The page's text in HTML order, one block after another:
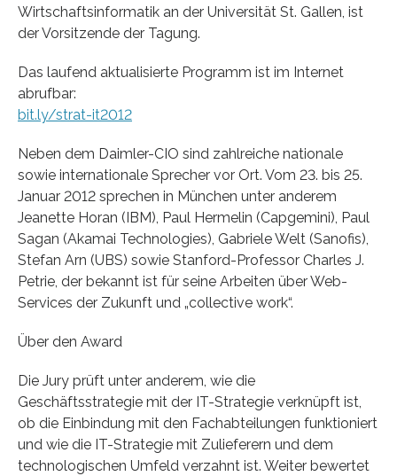
Wirtschaftsinformatik an der Universität St. Gallen, ist
der Vorsitzende der Tagung.
Das laufend aktualisierte Programm ist im Internet
abrufbar:
bit.ly/strat-it2012
Neben dem Daimler-CIO sind zahlreiche nationale
sowie internationale Sprecher vor Ort. Vom 23. bis 25.
Januar 2012 sprechen in München unter anderem
Jeanette Horan (IBM), Paul Hermelin (Capgemini), Paul
Sagan (Akamai Technologies), Gabriele Welt (Sanofis),
Stefan Arn (UBS) sowie Stanford-Professor Charles J.
Petrie, der bekannt ist für seine Arbeiten über Web-
Services der Zukunft und „collective work“.
Über den Award
Die Jury prüft unter anderem, wie die
Geschäftsstrategie mit der IT-Strategie verknüpft ist,
ob die Einbindung mit den Fachabteilungen funktioniert
und wie die IT-Strategie mit Zulieferern und dem
technologischen Umfeld verzahnt ist. Weiter bewertet